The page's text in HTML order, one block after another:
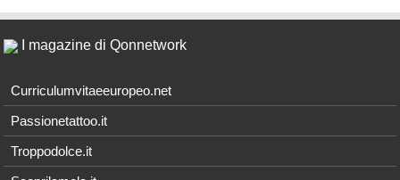
I magazine di Qonnetwork
Curriculumvitaeeuropeo.net
Passionetattoo.it
Troppodolce.it